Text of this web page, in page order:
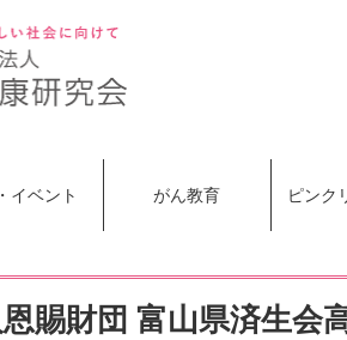
イベント がん教育 ピンク
賜財団 富山県済生会